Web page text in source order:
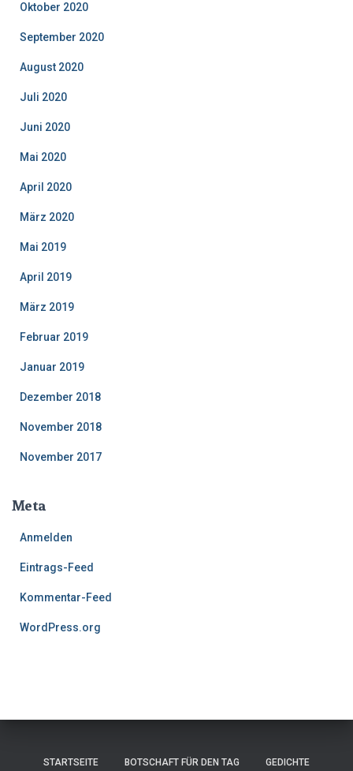
Oktober 2020
September 2020
August 2020
Juli 2020
Juni 2020
Mai 2020
April 2020
März 2020
Mai 2019
April 2019
März 2019
Februar 2019
Januar 2019
Dezember 2018
November 2018
November 2017
Meta
Anmelden
Eintrags-Feed
Kommentar-Feed
WordPress.org
STARTSEITE BOTSCHAFT FÜR DEN TAG GEDICHTE